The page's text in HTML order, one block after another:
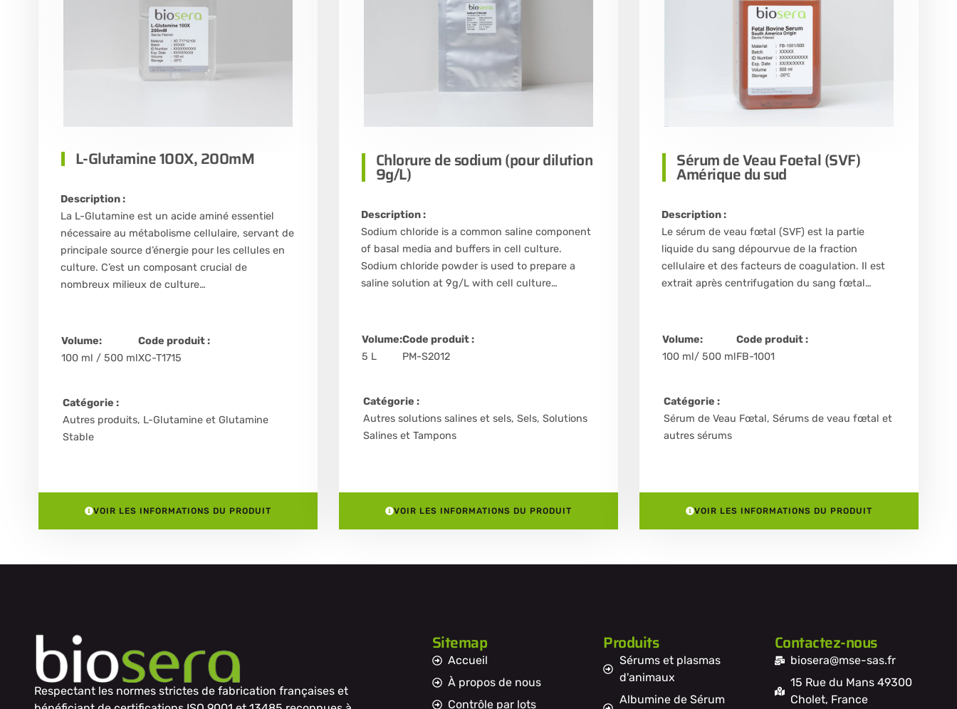
L-Glutamine 100X, 200mM
Description :
La L-Glutamine est un acide aminé essentiel
nécessaire au métabolisme cellulaire, servant de
principale source d’énergie pour les cellules en
culture. C’est un composant crucial de
nombreux milieux de culture…
Volume:
100 ml / 500 ml
Code produit :
XC-T1715
Catégorie :
Autres produits, L-Glutamine et Glutamine
Stable
VOIR LES INFORMATIONS DU PRODUIT
Chlorure de sodium (pour dilution
9g/L)
Description :
Sodium chloride is a common saline component
of basal media and buffers in cell culture.
Sodium chloride powder is used to prepare a
saline solution at 9g/L with cell culture…
Volume:
5 L
Code produit :
PM-S2012
Catégorie :
Autres solutions salines et sels, Sels, Solutions
Salines et Tampons
VOIR LES INFORMATIONS DU PRODUIT
Sérum de Veau Foetal (SVF)
Amérique du sud
Description :
Le sérum de veau fœtal (SVF) est la partie
liquide du sang dépourvue de la fraction
cellulaire et des facteurs de coagulation. Il est
extrait après centrifugation du sang fœtal…
Volume:
100 ml/ 500 ml
Code produit :
FB-1001
Catégorie :
Sérum de Veau Fœtal,Sérums de veau fœtal et
autres sérums
VOIR LES INFORMATIONS DU PRODUIT
Respectant les normes strictes de fabrication françaises et
Sitemap
Accueil
À propos de nous
Contrôle par lots
Produits
Sérums et plasmas
d'animaux
Albumine de Sérum
Contactez-nous
biosera@mse-sas.fr
15 Rue du Mans 49300
Cholet, France